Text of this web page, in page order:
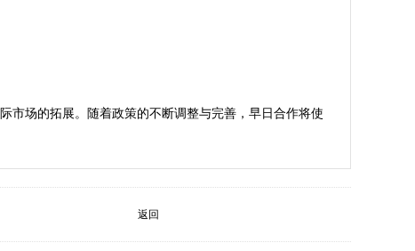
市场的拓展。随着政策的不断调整与完善，早日合作将使
返回